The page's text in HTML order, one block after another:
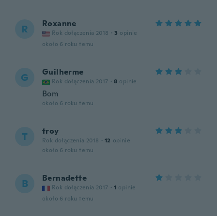
R Roxanne
Rok dołączenia 2018 · 3 opinie
około 6 roku temu
G Guilherme
Rok dołączenia 2017 · 8 opinie
Bom
około 6 roku temu
T troy
Rok dołączenia 2018 · 12 opinie
około 6 roku temu
B Bernadette
Rok dołączenia 2017 · 1 opinie
około 6 roku temu